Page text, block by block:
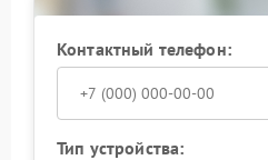
Контактный телефон:
Тип устройства: